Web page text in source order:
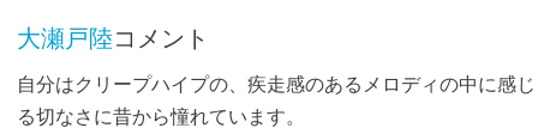
大瀬戸陸コメント
自分はクリープハイプの、疾走感のあるメロディの中に感じ
る切なさに昔から憧れています。